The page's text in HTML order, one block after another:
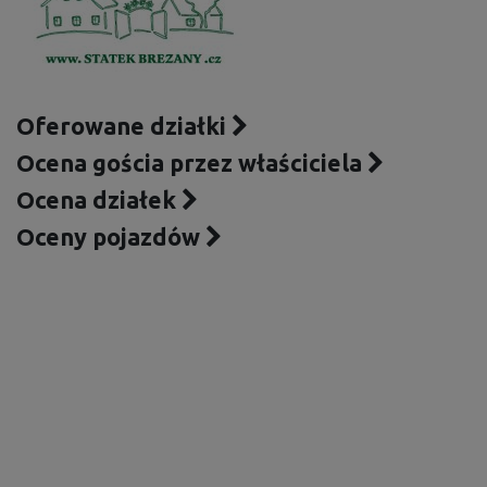
Oferowane działki
Ocena gościa przez właściciela
Ocena działek
Oceny pojazdów